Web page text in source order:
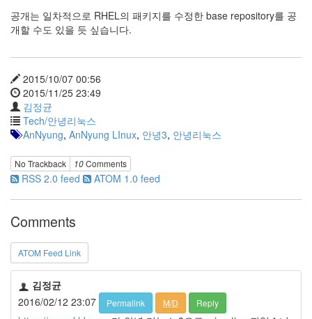
공개는 일차적으로 RHEL의 패키지를 수정한 base repository를 공
개할 수도 있을 듯 싶습니다.
2015/10/07 00:56
2015/11/25 23:49
김정균
Tech/안녕리눅스
AnNyung, AnNyung LInux, 안녕3, 안녕리눅스
No Trackback 10Comments
RSS 2.0 feed ATOM 1.0 feed
Comments
ATOM Feed Link
김정균
2016/02/12 23:07
Permalink M/D Reply
AnNyung
LInux
여
Notices
Find!
Categories
전
체
192
주
절
주
절
30
군